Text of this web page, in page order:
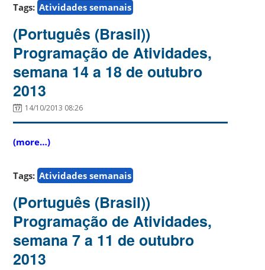
Tags: Atividades semanais
(Português (Brasil))
Programação de Atividades,
semana 14 a 18 de outubro
2013
14/10/2013 08:26
(more…)
Tags: Atividades semanais
(Português (Brasil))
Programação de Atividades,
semana 7 a 11 de outubro
2013